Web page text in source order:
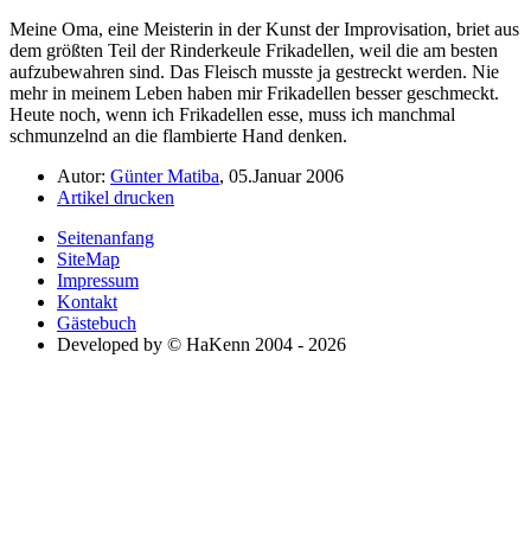
Meine Oma, eine Meisterin in der Kunst der Improvisation, briet aus
dem größten Teil der Rinderkeule Frikadellen, weil die am besten
aufzubewahren sind. Das Fleisch musste ja gestreckt werden. Nie
mehr in meinem Leben haben mir Frikadellen besser geschmeckt.
Heute noch, wenn ich Frikadellen esse, muss ich manchmal
schmunzelnd an die flambierte Hand denken.
Autor: Günter Matiba, 05.Januar 2006
Artikel drucken
Seitenanfang
SiteMap
Impressum
Kontakt
Gästebuch
Developed by © HaKenn 2004 - 2026